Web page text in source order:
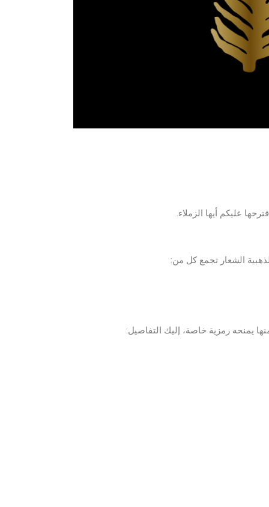
عليكم أيها الزملاء.
الشعار تجمع كل من:
يمنحه رمزية خاصة، إليك التفاصيل: